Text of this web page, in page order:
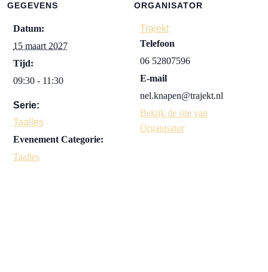
GEGEVENS
Datum:
15 maart 2027
Tijd:
09:30 - 11:30
Serie:
Taalles
Evenement Categorie:
Taalles
ORGANISATOR
Trajekt
Telefoon
06 52807596
E-mail
nel.knapen@trajekt.nl
Bekijk de site van
Organisator